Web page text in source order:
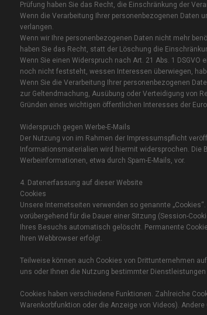
Prüfung haben Sie das Recht, die Einschränkung der
Wenn die Verarbeitung Ihrer personenbezogenen
verlangen.
Wenn wir Ihre personenbezogenen Daten nicht mehr
haben Sie das Recht, statt der Löschung die
Wenn Sie einen Widerspruch nach Art. 21 Abs. 1
noch nicht feststeht, wessen Interessen überwiegen,
Wenn Sie die Verarbeitung Ihrer personenbezogenen
zur Geltendmachung, Ausübung oder Verteidigung von
Gründen eines wichtigen öffentlichen Interesses der
Widerspruch gegen Werbe-E-Mails
Der Nutzung von im Rahmen der Impressumspflicht
Informationsmaterialien wird hiermit widersprochen.
Werbeinformationen, etwa durch Spam-E-Mails, vor.
4. Datenerfassung auf dieser Website
Cookies
Unsere Internetseiten verwenden so genannte
vorübergehend für die Dauer einer Sitzung (Session-
Ihres Besuchs automatisch gelöscht. Permanente
Ihren Webbrowser erfolgt.
Teilweise können auch Cookies von Drittunternehmen
uns oder Ihnen die Nutzung bestimmter
Cookies haben verschiedene Funktionen. Zahlreiche
Warenkorbfunktion oder die Anzeige von Videos).